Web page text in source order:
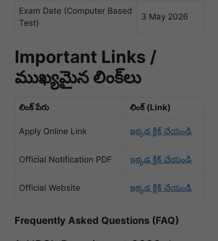
Exam Date (Computer Based
Test)
3 May 2026
Important Links /
ముఖ్యమైన లింక్‌లు
లింక్ పేరు లింక్ (Link)
Apply Online Link ఇక్కడ క్లిక్ చేయండి
Official Notification PDF ఇక్కడ క్లిక్ చేయండి
Official Website ఇక్కడ క్లిక్ చేయండి
Frequently Asked Questions (FAQ)